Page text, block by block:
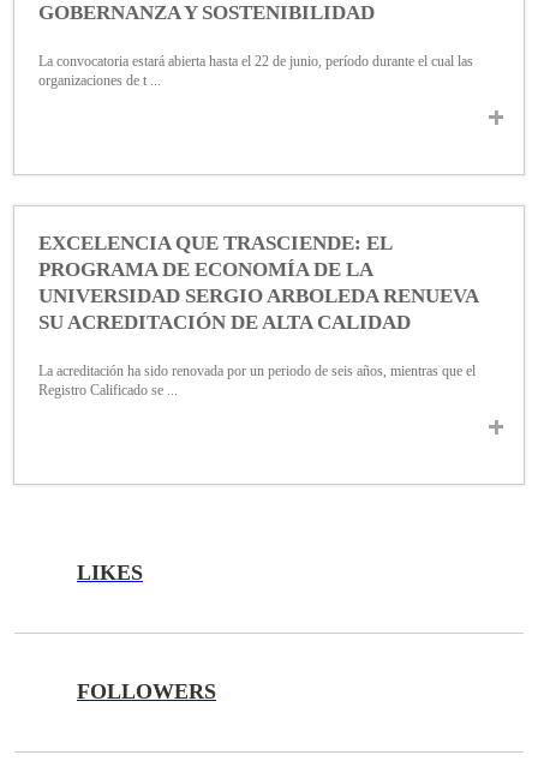
GOBERNANZA Y SOSTENIBILIDAD
La convocatoria estará abierta hasta el 22 de junio, período durante el cual las
organizaciones de t ...
EXCELENCIA QUE TRASCIENDE: EL
PROGRAMA DE ECONOMÍA DE LA
UNIVERSIDAD SERGIO ARBOLEDA RENUEVA
SU ACREDITACIÓN DE ALTA CALIDAD
La acreditación ha sido renovada por un periodo de seis años, mientras que el
Registro Calificado se ...
LIKES
FOLLOWERS